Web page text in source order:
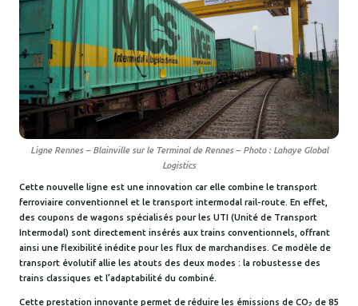
Ligne Rennes – Blainville sur le Terminal de Rennes – Photo : Lahaye Global
Logistics
Cette nouvelle ligne est une innovation car elle combine le transport
ferroviaire conventionnel et le transport intermodal rail-route. En effet,
des coupons de wagons spécialisés pour les UTI (Unité de Transport
Intermodal) sont directement insérés aux trains conventionnels, offrant
ainsi une flexibilité inédite pour les flux de marchandises. Ce modèle de
transport évolutif allie les atouts des deux modes : la robustesse des
trains classiques et l’adaptabilité du combiné.
Cette prestation innovante permet de réduire les émissions de CO2 de 85